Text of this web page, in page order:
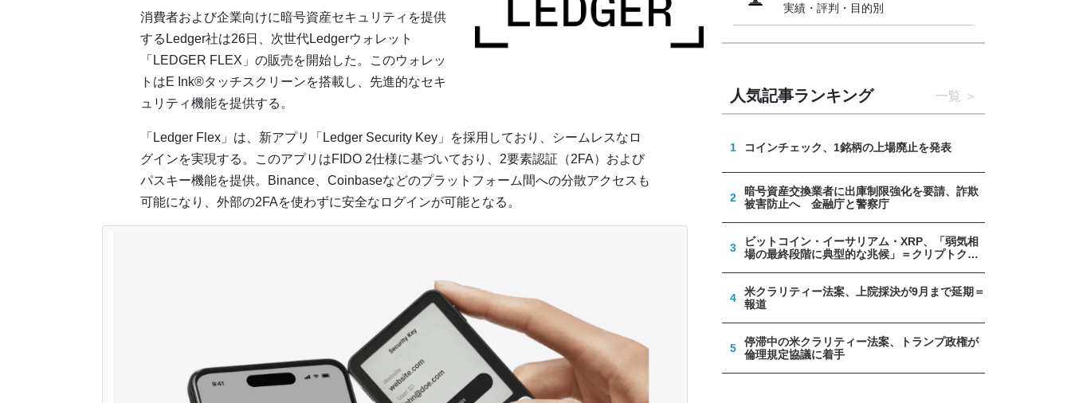
消費者および企業向けに暗号資産セキュリティを提供
するLedger社は26日、次世代Ledgerウォレット
「LEDGER FLEX」の販売を開始した。このウォレッ
トはE Ink®タッチスクリーンを搭載し、先進的なセキ
ュリティ機能を提供する。
「Ledger Flex」は、新アプリ「Ledger Security Key」を採用しており、シームレスなロ
グインを実現する。このアプリはFIDO 2仕様に基づいており、2要素認証（2FA）および
パスキー機能を提供。Binance、Coinbaseなどのプラットフォーム間への分散アクセスも
可能になり、外部の2FAを使わずに安全なログインが可能となる。
実績・評判・目的別
人気記事ランキング 一覧
1 コインチェック、1銘柄の上場廃止を発表
2
暗号資産交換業者に出庫制限強化を要請、詐欺
被害防止へ 金融庁と警察庁
3
ビットコイン・イーサリアム・XRP、「弱気相
場の最終段階に典型的な兆候」＝クリプトクア
4
米クラリティー法案、上院採決が9月まで延期＝
報道
5
停滞中の米クラリティー法案、トランプ政権が
倫理規定協議に着手